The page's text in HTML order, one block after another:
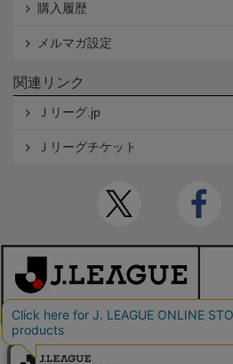
購入履歴
メルマガ設定
関連リンク
Ｊリーグ.jp
Ｊリーグチケット